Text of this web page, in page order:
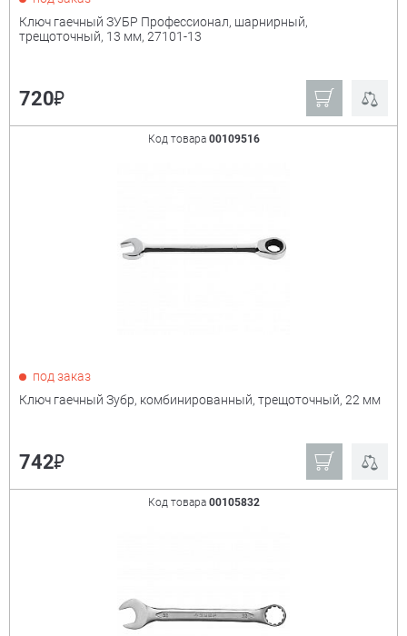
Ключ гаечный ЗУБР Профессионал, шарнирный,
трещоточный, 13 мм, 27101-13
720₽
Код товара 00109516
под заказ
Ключ гаечный Зубр, комбинированный, трещоточный, 22 мм
742₽
Код товара 00105832